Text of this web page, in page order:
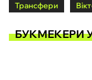
Трансфери
БУКМЕКЕРИ